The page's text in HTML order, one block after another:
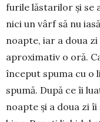
furile lăstarilor și se
nici un vârf să nu
noapte, iar a doua
aproximativ o oră.
început spuma cu o
spumă. După ce îi
noapte și a doua zi